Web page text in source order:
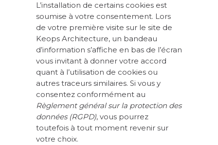
L’installation de certains cookies est
soumise à votre consentement. Lors
de votre première visite sur le site de
Keops Architecture, un bandeau
d’information s’affiche en bas de l’écran
vous invitant à donner votre accord
quant à l’utilisation de cookies ou
autres traceurs similaires. Si vous y
consentez conformément au
Règlement général sur la protection des
données (RGPD), vous pourrez
toutefois à tout moment revenir sur
votre choix.